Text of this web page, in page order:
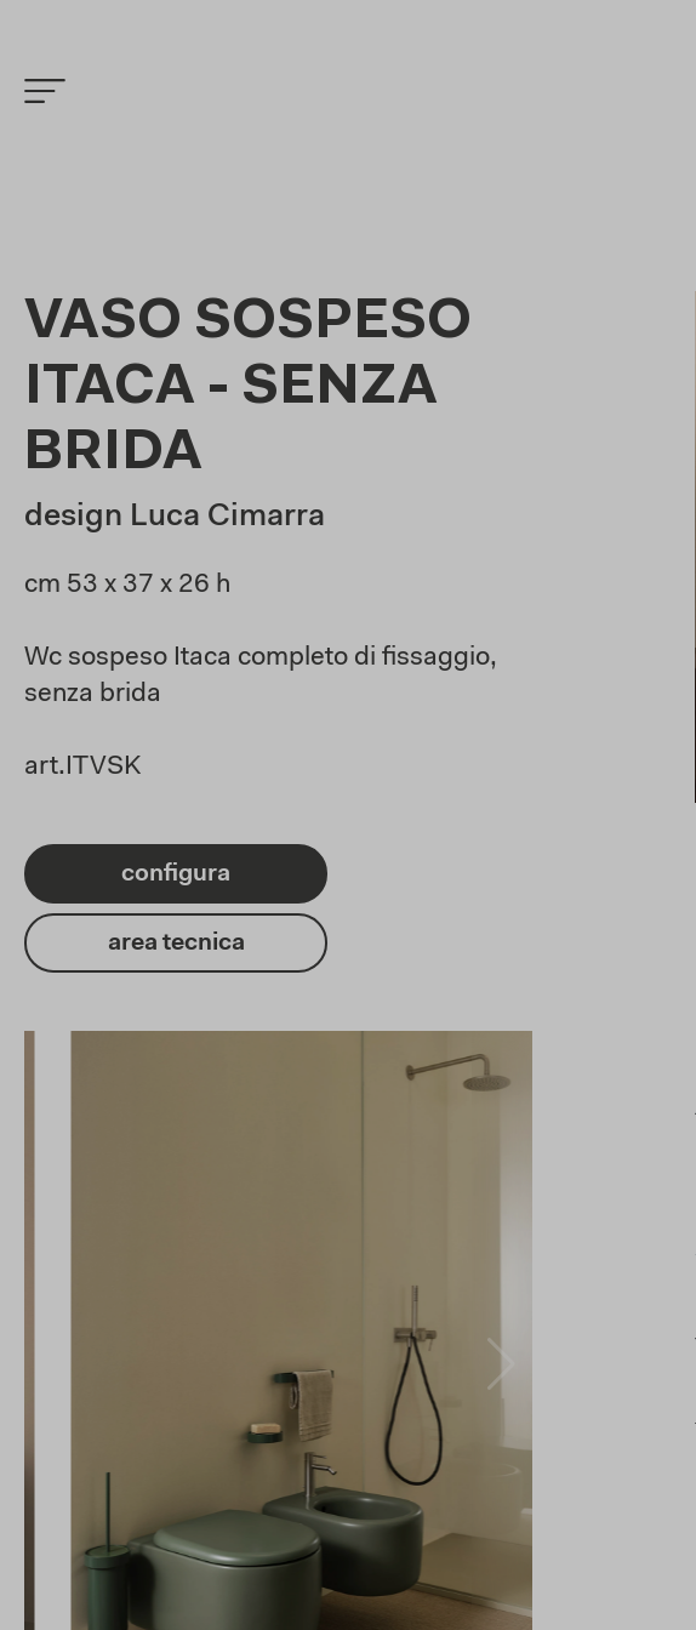
VASO SOSPESO
ITACA - SENZA
BRIDA
design Luca Cimarra
cm 53 x 37 x 26 h
Wc sospeso Itaca completo di fissaggio,
senza brida
art.ITVSK
configura
area tecnica